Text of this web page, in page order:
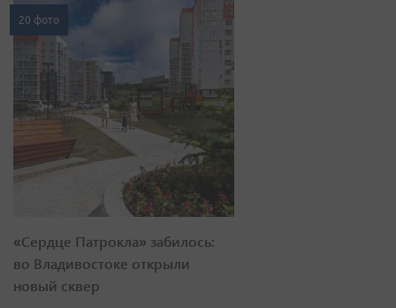
20 фото
«Сердце Патрокла» забилось:
во Владивостоке открыли
новый сквер